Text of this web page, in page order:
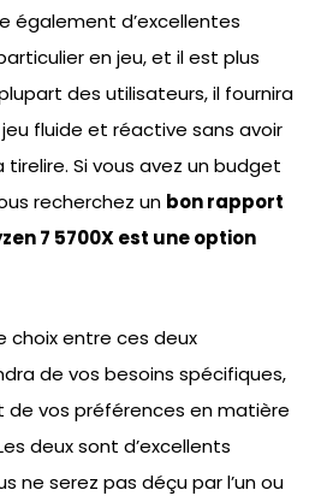
également d’excellentes
en jeu, et il est plus
des utilisateurs, il fournira
fluide et réactive sans avoir
Si vous avez un budget
recherchez un bon rapport
7 5700X est une option
choix entre ces deux
de vos besoins spécifiques,
vos préférences en matière
deux sont d’excellents
ne serez pas déçu par l’un ou